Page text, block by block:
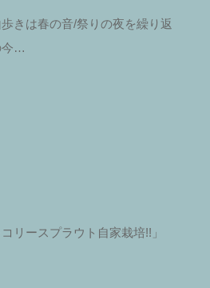
きは春の音/祭りの夜を繰り返
今…
リースプラウト自家栽培!!」